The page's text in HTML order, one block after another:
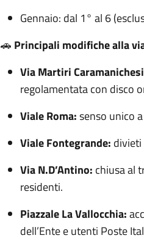
Gennaio: dal 1° al 6
🚗 Principali modifiche alla
Via Martiri
regolamentata con disco
Viale Roma:senso unico
Viale Fontegrande: divieti
Via N.D’Antino: chiusa al
residenti.
Piazzale La Vallocchia:
dell’Ente e utenti Poste